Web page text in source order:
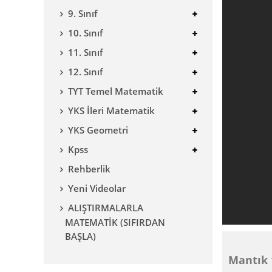
9. Sınıf
10. Sınıf
11. Sınıf
12. Sınıf
TYT Temel Matematik
YKS İleri Matematik
YKS Geometri
Kpss
Rehberlik
Yeni Videolar
ALIŞTIRMALARLA
MATEMATİK (SIFIRDAN
BAŞLA)
Mantık